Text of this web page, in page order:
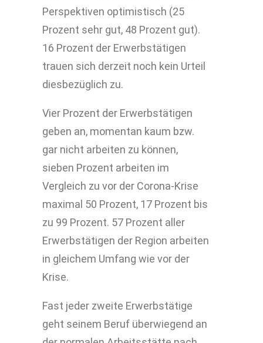
Perspektiven optimistisch (25
Prozent sehr gut, 48 Prozent gut).
16 Prozent der Erwerbstätigen
trauen sich derzeit noch kein Urteil
diesbezüglich zu.
Vier Prozent der Erwerbstätigen
geben an, momentan kaum bzw.
gar nicht arbeiten zu können,
sieben Prozent arbeiten im
Vergleich zu vor der Corona-Krise
maximal 50 Prozent, 17 Prozent bis
zu 99 Prozent. 57 Prozent aller
Erwerbstätigen der Region arbeiten
in gleichem Umfang wie vor der
Krise.
Fast jeder zweite Erwerbstätige
geht seinem Beruf überwiegend an